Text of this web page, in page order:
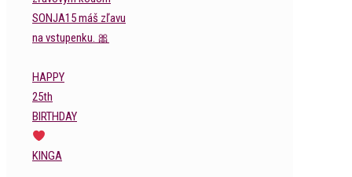
HAPPY
25th
BIRTHDAY
KINGA